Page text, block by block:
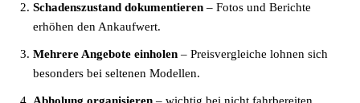
Schadenszustand dokumentieren – Fotos und Berichte
erhöhen den Ankaufwert.
Mehrere Angebote einholen – Preisvergleiche lohnen sich
besonders bei seltenen Modellen.